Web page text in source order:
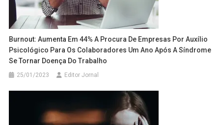
Burnout: Aumenta Em 44% A Procura De Empresas Por Auxílio
Psicológico Para Os Colaboradores Um Ano Após A Síndrome
Se Tornar Doença Do Trabalho
25/01/2023 Editor Jornal